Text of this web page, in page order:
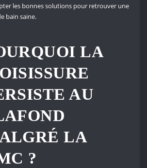
les bonnes solutions pour retrouver une
bain saine.
LA
AU
LA
?